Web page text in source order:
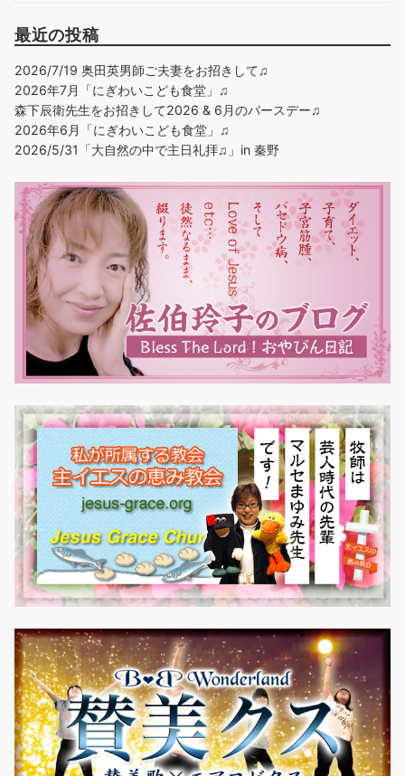
最近の投稿
2026/7/19 奥田英男師ご夫妻をお招きして♫
2026年7月「にぎわいこども食堂」♫
森下辰衛先生をお招きして2026 & 6月のバースデー♫
2026年6月「にぎわいこども食堂」♫
2026/5/31「大自然の中で主日礼拝♫」in 秦野